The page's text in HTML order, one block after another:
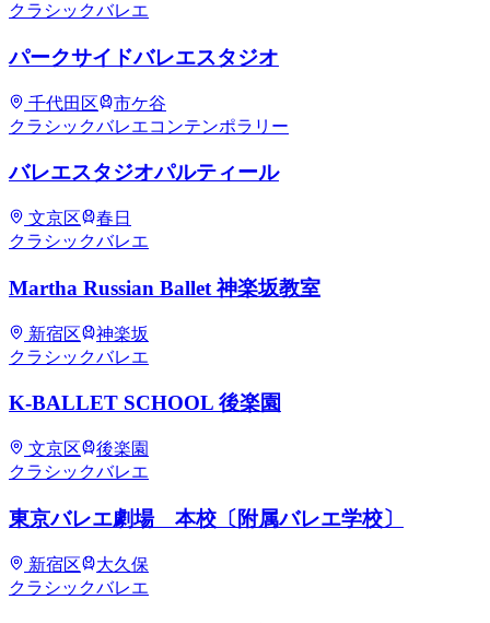
クラシックバレエ
パークサイドバレエスタジオ
千代田区
市ケ谷
クラシックバレエコンテンポラリー
バレエスタジオパルティール
文京区
春日
クラシックバレエ
Martha Russian Ballet 神楽坂教室
新宿区
神楽坂
クラシックバレエ
K-BALLET SCHOOL 後楽園
文京区
後楽園
クラシックバレエ
東京バレエ劇場 本校〔附属バレエ学校〕
新宿区
大久保
クラシックバレエ